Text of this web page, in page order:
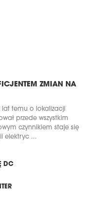
ZMIAN NA
lat temu o lokalizacji
przede wszystkim
czynnikiem staje się
elektryc ...
DC